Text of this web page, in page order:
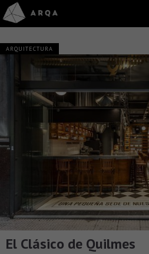
ARQUITECTURA
El Clásico de Quilmes